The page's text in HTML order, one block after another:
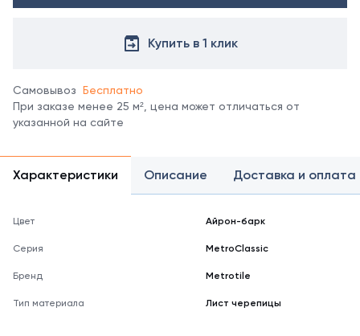
другого
свяжитесьКупить в 1 клик
Самовывоз Бесплатно
При заказе менее 25 м², цена может отличаться от
указанной на сайте
Характеристики Описание Доставка и оплата
Цвет Айрон-барк
Серия MetroClassic
Бренд Metrotile
Тип материала Лист черепицы